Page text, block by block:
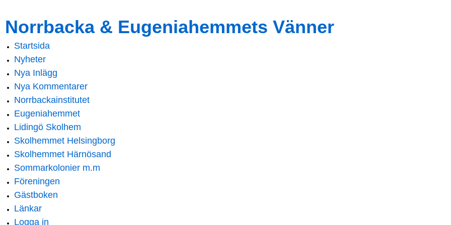
main
content
navigation
Norrbacka & Eugeniahemmets Vänner
Main menu
Startsida
Nyheter
Nya Inlägg
Nya Kommentarer
Norrbackainstitutet
Eugeniahemmet
Lidingö Skolhem
Skolhemmet Helsingborg
Skolhemmet Härnösand
Sommarkolonier m.m
Föreningen
Gästboken
Länkar
Logga in